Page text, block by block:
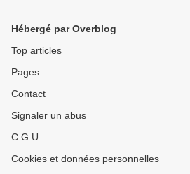
Hébergé par Overblog
Top articles
Pages
Contact
Signaler un abus
C.G.U.
Cookies et données personnelles